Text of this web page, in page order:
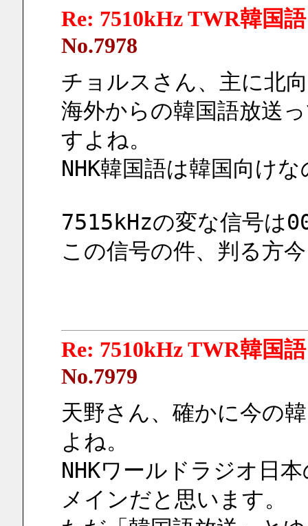
Re: 7510kHz TWR韓国語
No.7978
チョルスさん、主に北
海外からの韓国語放送
すよね。
NHK韓国語は韓国向け
7515kHzの変な信号は
この信号の件、判る方
Re: 7510kHz TWR韓国語
No.7979
天野さん、確かに今の
よね。
NHKワールドラジオ日
メインだと思います。